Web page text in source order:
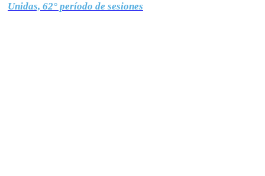
Unidas, 62° período de sesiones